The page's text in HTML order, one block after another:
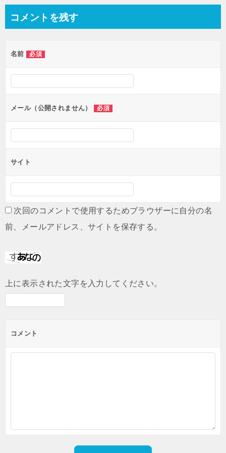
ビ
ー
シ
ョ
ン
コメントを残す
名前 必須
メール（公開されません） 必須
サイト
次回のコメントで使用するためブラウザーに自分の名
前、メールアドレス、サイトを保存する。
上に表示された文字を入力してください。
コメント